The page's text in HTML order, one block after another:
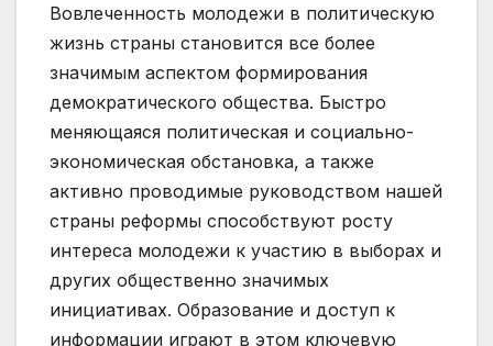
Вовлеченность молодежи в политическую
жизнь страны становится все более
значимым аспектом формирования
демократического общества. Быстро
меняющаяся политическая и социально-
экономическая обстановка, а также
активно проводимые руководством нашей
страны реформы способствуют росту
интереса молодежи к участию в выборах и
других общественно значимых
инициативах. Образование и доступ к
информации играют в этом ключевую